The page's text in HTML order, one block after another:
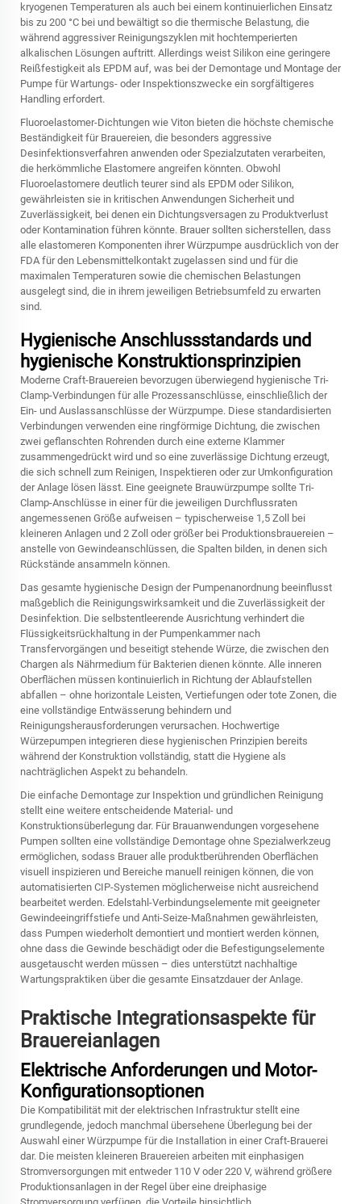
kryogenen Temperaturen als auch bei einem kontinuierlichen Einsatz
bis zu 200 °C bei und bewältigt so die thermische Belastung, die
während aggressiver Reinigungszyklen mit hochtemperierten
alkalischen Lösungen auftritt. Allerdings weist Silikon eine geringere
Reißfestigkeit als EPDM auf, was bei der Demontage und Montage der
Pumpe für Wartungs- oder Inspektionszwecke ein sorgfältigeres
Handling erfordert.
Fluoroelastomer-Dichtungen wie Viton bieten die höchste chemische
Beständigkeit für Brauereien, die besonders aggressive
Desinfektionsverfahren anwenden oder Spezialzutaten verarbeiten,
die herkömmliche Elastomere angreifen könnten. Obwohl
Fluoroelastomere deutlich teurer sind als EPDM oder Silikon,
gewährleisten sie in kritischen Anwendungen Sicherheit und
Zuverlässigkeit, bei denen ein Dichtungsversagen zu Produktverlust
oder Kontamination führen könnte. Brauer sollten sicherstellen, dass
alle elastomeren Komponenten ihrer Würzpumpe ausdrücklich von der
FDA für den Lebensmittelkontakt zugelassen sind und für die
maximalen Temperaturen sowie die chemischen Belastungen
ausgelegt sind, die in ihrem jeweiligen Betriebsumfeld zu erwarten
sind.
Hygienische Anschlussstandards und
hygienische Konstruktionsprinzipien
Moderne Craft-Brauereien bevorzugen überwiegend hygienische Tri-
Clamp-Verbindungen für alle Prozessanschlüsse, einschließlich der
Ein- und Auslassanschlüsse der Würzpumpe. Diese standardisierten
Verbindungen verwenden eine ringförmige Dichtung, die zwischen
zwei geflanschten Rohrenden durch eine externe Klammer
zusammengedrückt wird und so eine zuverlässige Dichtung erzeugt,
die sich schnell zum Reinigen, Inspektieren oder zur Umkonfiguration
der Anlage lösen lässt. Eine geeignete Brauwürzpumpe sollte Tri-
Clamp-Anschlüsse in einer für die jeweiligen Durchflussraten
angemessenen Größe aufweisen – typischerweise 1,5 Zoll bei
kleineren Anlagen und 2 Zoll oder größer bei Produktionsbrauereien –
anstelle von Gewindeanschlüssen, die Spalten bilden, in denen sich
Rückstände ansammeln können.
Das gesamte hygienische Design der Pumpenanordnung beeinflusst
maßgeblich die Reinigungswirksamkeit und die Zuverlässigkeit der
Desinfektion. Die selbstentleerende Ausrichtung verhindert die
Flüssigkeitsrückhaltung in der Pumpenkammer nach
Transfervorgängen und beseitigt stehende Würze, die zwischen den
Chargen als Nährmedium für Bakterien dienen könnte. Alle inneren
Oberflächen müssen kontinuierlich in Richtung der Ablaufstellen
abfallen – ohne horizontale Leisten, Vertiefungen oder tote Zonen, die
eine vollständige Entwässerung behindern und
Reinigungsherausforderungen verursachen. Hochwertige
Würzepumpen integrieren diese hygienischen Prinzipien bereits
während der Konstruktion vollständig, statt die Hygiene als
nachträglichen Aspekt zu behandeln.
Die einfache Demontage zur Inspektion und gründlichen Reinigung
stellt eine weitere entscheidende Material- und
Konstruktionsüberlegung dar. Für Brauanwendungen vorgesehene
Pumpen sollten eine vollständige Demontage ohne Spezialwerkzeug
ermöglichen, sodass Brauer alle produktberührenden Oberflächen
visuell inspizieren und Bereiche manuell reinigen können, die von
automatisierten CIP-Systemen möglicherweise nicht ausreichend
bearbeitet werden. Edelstahl-Verbindungselemente mit geeigneter
Gewindeeingriffstiefe und Anti-Seize-Maßnahmen gewährleisten,
dass Pumpen wiederholt demontiert und montiert werden können,
ohne dass die Gewinde beschädigt oder die Befestigungselemente
ausgetauscht werden müssen – dies unterstützt nachhaltige
Wartungspraktiken über die gesamte Einsatzdauer der Anlage.
Praktische Integrationsaspekte für
Brauereianlagen
Elektrische Anforderungen und Motor-
Konfigurationsoptionen
Die Kompatibilität mit der elektrischen Infrastruktur stellt eine
grundlegende, jedoch manchmal übersehene Überlegung bei der
Auswahl einer Würzpumpe für die Installation in einer Craft-Brauerei
dar. Die meisten kleineren Brauereien arbeiten mit einphasigen
Stromversorgungen mit entweder 110 V oder 220 V, während größere
Produktionsanlagen in der Regel über eine dreiphasige